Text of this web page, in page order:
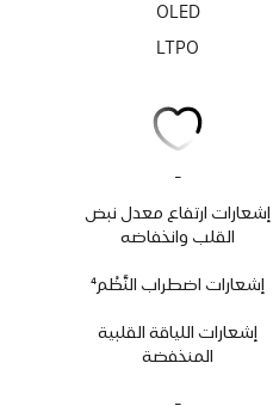
OLED
LTPO
-
تطبيق
تخطيط
إشعارات ارتفاع معدل نبض
القلب وانخفاضه
إشعارات اضطراب النَّظْم4
إشعارات اللياقة القلبية
المنخفضة